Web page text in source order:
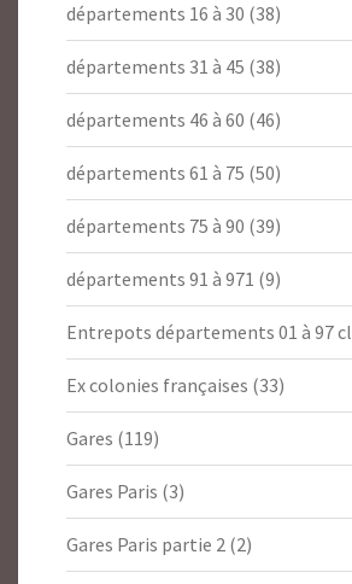
départements 16 à 30 (38)
départements 31 à 45 (38)
départements 46 à 60 (46)
départements 61 à 75 (50)
départements 75 à 90 (39)
départements 91 à 971 (9)
Entrepots départements 01 à 97
Ex colonies françaises (33)
Gares (119)
Gares Paris (3)
Gares Paris partie 2 (2)